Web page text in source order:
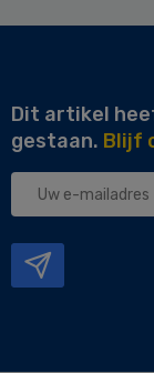
Dit artikel
gestaan. Blijf
Uw